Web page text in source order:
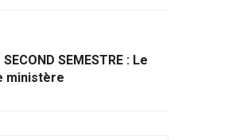
SEMESTRE : Le
ministère